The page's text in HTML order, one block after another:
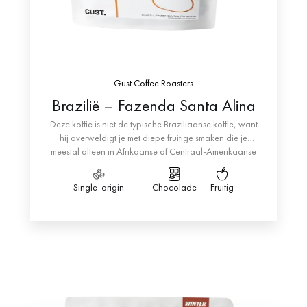
Gust Coffee Roasters
Brazilië – Fazenda Santa Alina
Deze koffie is niet de typische Braziliaanse koffie, want
hij overweldigt je met diepe fruitige smaken die je
meestal alleen in Afrikaanse of Centraal-Amerikaanse
koffiesoorten vindt.
Een schoon en romig mondgevoel en fruitige tonen van
mango en sinaasappel, met een lange en aangename
Single-origin Chocolade Fruitig